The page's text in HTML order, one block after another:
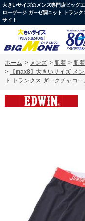
大きいサイズのメンズ専門店ビッグ
ローゲージ ガーゼ調ニット トラン
サイト
ホーム > メンズ > 肌着 > 肌
>
【max8】大きいサイズ メ
ト トランクス ダークチャコ